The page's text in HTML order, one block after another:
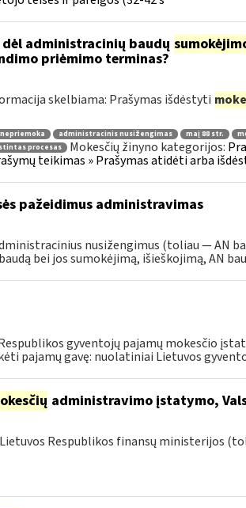
administracinių baudų
priėmimo terminas?
skelbiama: Prašymas išdėstyti
administracinis nusižengimas maį 88 str.
procesas Mokesčių žinyno kategorijos:
teikimas » Prašymas atidėti arba
pažeidimus administravimas
nusižengimus (toliau — AN
bei jos sumokėjimą, išieškojimą, AN
gyventojų pajamų mokesčio
pajamų gavę: nuolatiniai Lietuvos
administravimo įstatymo,
Respublikos finansų ministerijos